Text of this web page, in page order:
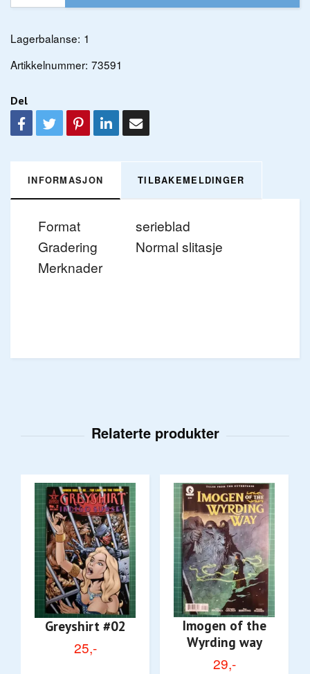
Lagerbalanse: 1
Artikkelnummer: 73591
Del
INFORMASJON TILBAKEMELDINGER
Format
serieblad
Gradering
Normal slitasje
Merknader
Greyshirt #02
25,-
Imogen of the
Wyrding way
29,-